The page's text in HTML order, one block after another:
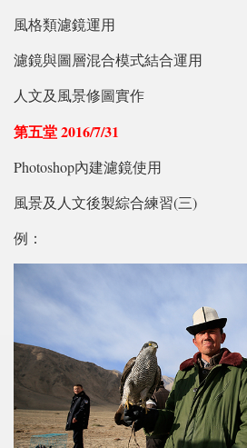
風格類濾鏡運用
濾鏡與圖層混合模式結合運用
人文及風景修圖實作
第五堂 2016/7/31
Photoshop內建濾鏡使用
風景及人文後製綜合練習(三)
例：